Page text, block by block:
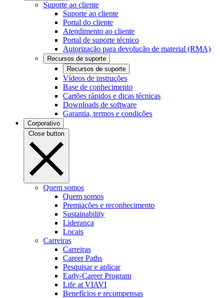
Suporte ao cliente
Suporte ao cliente
Portal do cliente
Atendimento ao cliente
Portal de suporte técnico
Autorização para devolução de material (RMA)
Recursos de suporte
Recursos de suporte
Vídeos de instruções
Base de conhecimento
Cartões rápidos e dicas técnicas
Downloads de software
Garantia, termos e condições
Corporativo
Close button
Quem somos
Quem somos
Premiações e reconhecimento
Sustainability
Liderança
Locais
Carreiras
Carreiras
Career Paths
Pesquisar e aplicar
Early-Career Program
Life at VIAVI
Benefícios e recompensas